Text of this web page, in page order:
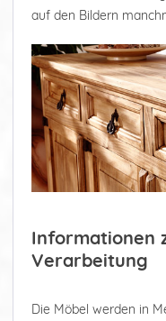
auf den Bildern
Informationen
Verarbeitung
Die Möbel werden in